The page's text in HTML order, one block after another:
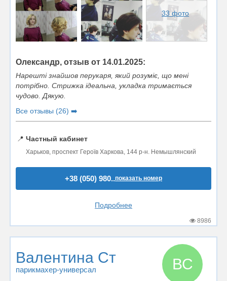
33 фото
Олександр, отзыв от 14.01.2025:
Нарешті знайшов перукаря, який розуміє, що мені
потрібно. Стрижка ідеальна, укладка тримається
чудово. Дякую.
Все отзывы (26) ➡️
📍 Частный кабинет
Харьков, проспект Героїв Харкова, 144 р-н. Немышлянский
+38 (050) 980..показать номер
Подробнее
8986
Валентина Ст
парикмахер-универсал ВС